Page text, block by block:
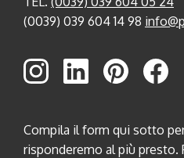
(0039) 039 604 14 98
Compila il form qui sotto
risponderemo al più presto.